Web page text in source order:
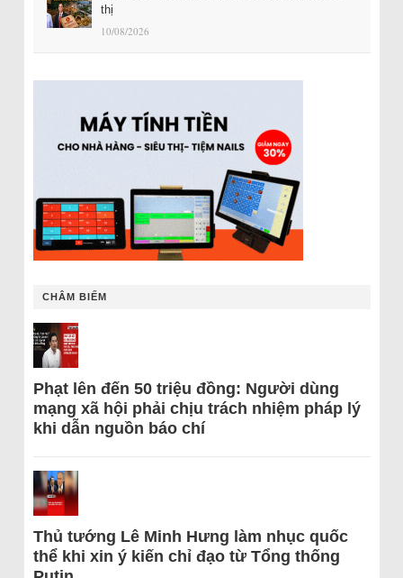
thị
10/08/2026
CHÂM BIẾM
Phạt lên đến 50 triệu đồng: Người dùng
mạng xã hội phải chịu trách nhiệm pháp lý
khi dẫn nguồn báo chí
Thủ tướng Lê Minh Hưng làm nhục quốc
thể khi xin ý kiến chỉ đạo từ Tổng thống